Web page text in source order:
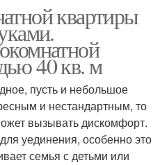
квартиры
40 кв. м
пусть и небольшое
и нестандартным, то
вызывать дискомфорт.
уединения, особенно это
семья с детьми или